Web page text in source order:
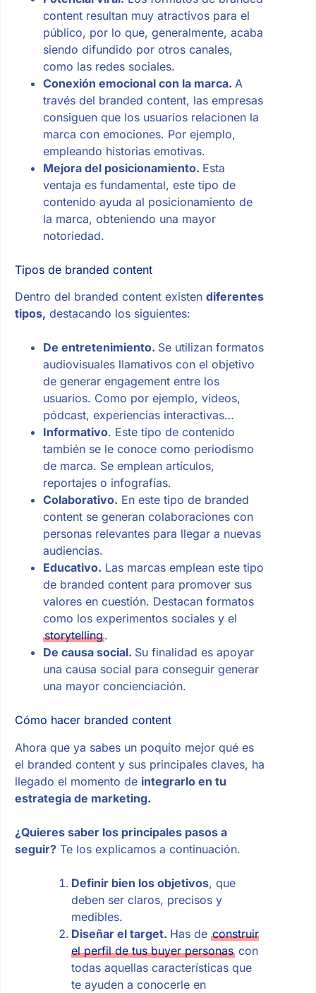
content resultan muy atractivos para el
público, por lo que, generalmente, acaba
siendo difundido por otros canales,
como las redes sociales.
Conexión emocional con la marca. A
través del branded content, las empresas
consiguen que los usuarios relacionen la
marca con emociones. Por ejemplo,
empleando historias emotivas.
Mejora del posicionamiento. Esta
ventaja es fundamental, este tipo de
contenido ayuda al posicionamiento de
la marca, obteniendo una mayor
notoriedad.
Tipos de branded content
Dentro del branded content existen diferentes
tipos, destacando los siguientes:
De entretenimiento. Se utilizan formatos
audiovisuales llamativos con el objetivo
de generar engagement entre los
usuarios. Como por ejemplo, videos,
pódcast, experiencias interactivas…
Informativo. Este tipo de contenido
también se le conoce como periodismo
de marca. Se emplean artículos,
reportajes o infografías.
Colaborativo. En este tipo de branded
content se generan colaboraciones con
personas relevantes para llegar a nuevas
audiencias.
Educativo. Las marcas emplean este tipo
de branded content para promover sus
valores en cuestión. Destacan formatos
como los experimentos sociales y el
storytelling.
De causa social. Su finalidad es apoyar
una causa social para conseguir generar
una mayor concienciación.
Cómo hacer branded content
Ahora que ya sabes un poquito mejor qué es
el branded content y sus principales claves, ha
llegado el momento de integrarlo en tu
estrategia de marketing.
¿Quieres saber los principales pasos a
seguir?Te los explicamos a continuación.
Definir bien los objetivos, que
deben ser claros, precisos y
medibles.
Diseñar el target. Has de construir
el perfil de tus buyer personascon
todas aquellas características que
te ayuden a conocerle en